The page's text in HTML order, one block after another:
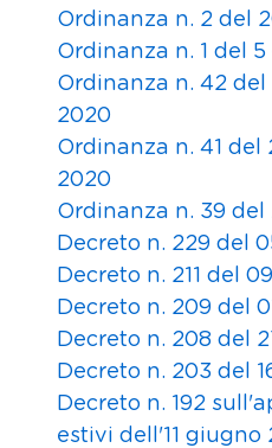
Ordinanza n. 2 del
Ordinanza n. 1 del
Ordinanza n. 42
2020
Ordinanza n. 41 del
2020
Ordinanza n. 39
Decreto n. 229 del
Decreto n. 211 del
Decreto n. 209 del
Decreto n. 208 del
Decreto n. 203 del
Decreto n. 192
estivi dell'11 giugno